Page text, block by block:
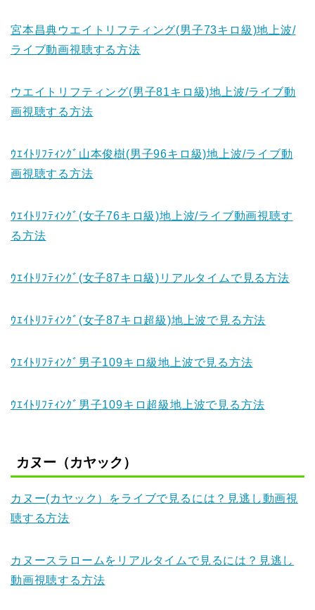
宮本昌典ウエイトリフティング(男子73キロ級)地上波/
ライブ動画視聴する方法
ウエイトリフティング(男子81キロ級)地上波/ライブ動
画視聴する方法
ｳｴｲﾄﾘﾌﾃｨﾝｸﾞ山本俊樹(男子96キロ級)地上波/ライブ動
画視聴する方法
ｳｴｲﾄﾘﾌﾃｨﾝｸﾞ(女子76キロ級)地上波/ライブ動画視聴す
る方法
ｳｴｲﾄﾘﾌﾃｨﾝｸﾞ(女子87キロ級)リアルタイムで見る方法
ｳｴｲﾄﾘﾌﾃｨﾝｸﾞ(女子87キロ超級)地上波で見る方法
ｳｴｲﾄﾘﾌﾃｨﾝｸﾞ男子109キロ級地上波で見る方法
ｳｴｲﾄﾘﾌﾃｨﾝｸﾞ男子109キロ超級地上波で見る方法
カヌー（カヤック）
カヌー(カヤック）をライブで見るには？見逃し動画視
聴する方法
カヌースラロームをリアルタイムで見るには？見逃し
動画視聴する方法